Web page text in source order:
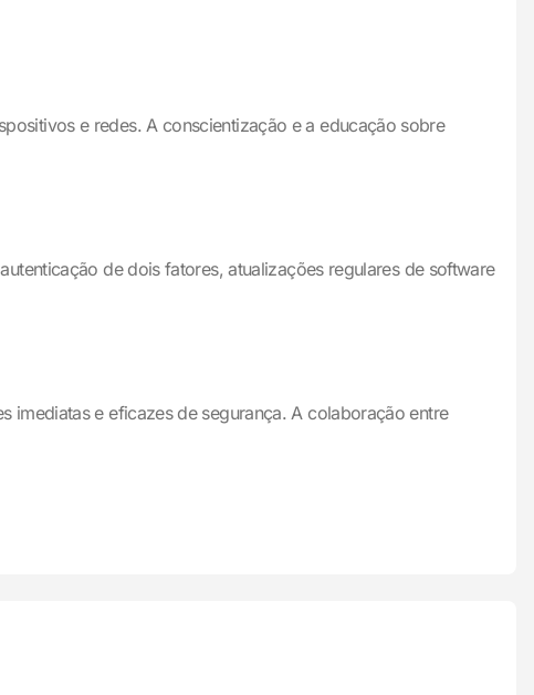
e redes. A conscientização e a educação sobre
de dois fatores, atualizações regulares de software
imediatas e eficazes de segurança. A colaboração entre